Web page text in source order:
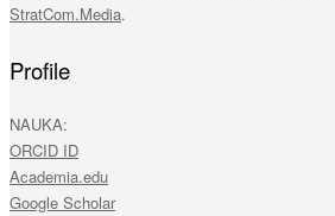
StratCom.Media.
Profile
NAUKA:
ORCID ID
Academia.edu
Google Scholar